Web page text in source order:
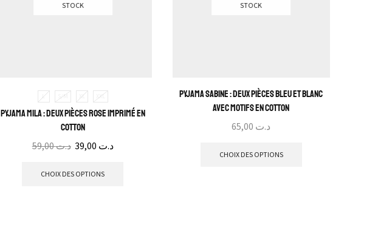
STOCK
L S/M XL XXL
Pyjama Mila : deux pièces rose imprimé en
cotton
د.ت59,00 د.ت
CHOIX DES OPTIONS
STOCK
Pyjama Sabine : Deux pièces Bleu et blanc
avec motifs en cotton
د.ت
CHOIX DES OPTIONS